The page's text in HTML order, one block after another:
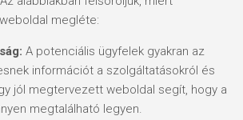
megléte:
A potenciális ügyfelek gyakran az
információt a szolgáltatásokról és
jól megtervezett weboldal segít, hogy a
megtalálható legyen.